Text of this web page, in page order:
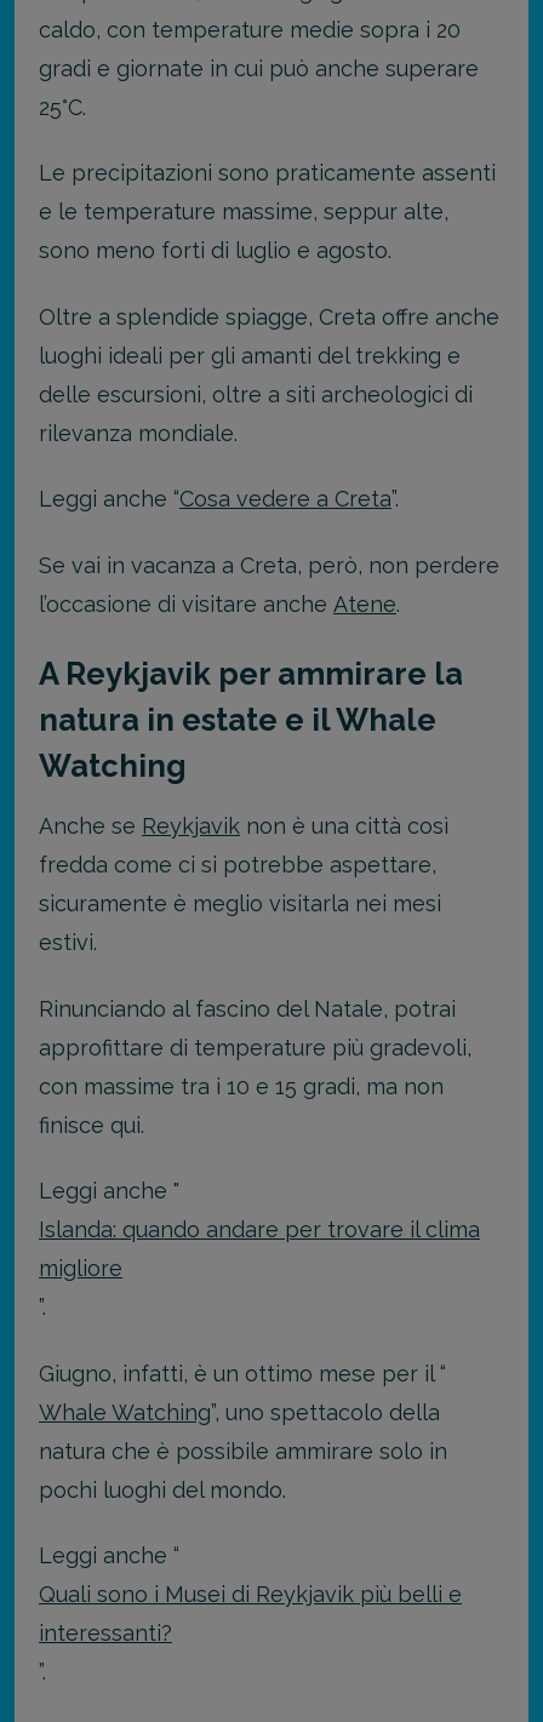
caldo, con temperature medie sopra i 20
gradi e giornate in cui può anche superare
25°C.
Le precipitazioni sono praticamente assenti
e le temperature massime, seppur alte,
sono meno forti di luglio e agosto.
Oltre a splendide spiagge, Creta offre anche
luoghi ideali per gli amanti del trekking e
delle escursioni, oltre a siti archeologici di
rilevanza mondiale.
Leggi anche “Cosa vedere a Creta”.
Se vai in vacanza a Creta, però, non perdere
l’occasione di visitare anche Atene.
A Reykjavik per ammirare la
natura in estate e il Whale
Watching
Anche se Reykjavik non è una città così
fredda come ci si potrebbe aspettare,
sicuramente è meglio visitarla nei mesi
estivi.
Rinunciando al fascino del Natale, potrai
approfittare di temperature più gradevoli,
con massime tra i 10 e 15 gradi, ma non
finisce qui.
Leggi anche "
Islanda: quando andare per trovare il clima
migliore
”.
Giugno, infatti, è un ottimo mese per il “
Whale Watching”, uno spettacolo della
natura che è possibile ammirare solo in
pochi luoghi del mondo.
Leggi anche “
Quali sono i Musei di Reykjavik più belli e
interessanti?
”.